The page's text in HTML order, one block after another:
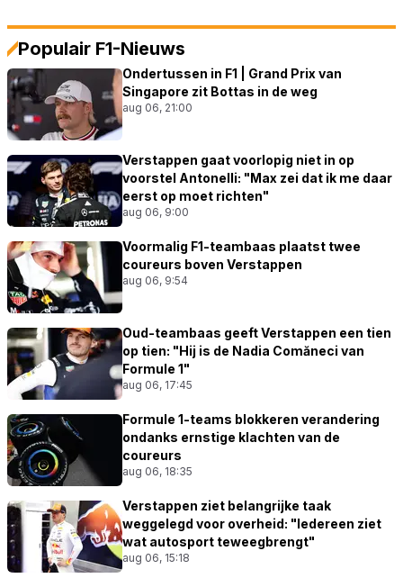
Populair F1-Nieuws
Ondertussen in F1 | Grand Prix van
Singapore zit Bottas in de weg
aug 06, 21:00
Verstappen gaat voorlopig niet in op
voorstel Antonelli: "Max zei dat ik me daar
eerst op moet richten"
aug 06, 9:00
Voormalig F1-teambaas plaatst twee
coureurs boven Verstappen
aug 06, 9:54
Oud-teambaas geeft Verstappen een tien
op tien: "Hij is de Nadia Comăneci van
Formule 1"
aug 06, 17:45
Formule 1-teams blokkeren verandering
ondanks ernstige klachten van de
coureurs
aug 06, 18:35
Verstappen ziet belangrijke taak
weggelegd voor overheid: "Iedereen ziet
wat autosport teweegbrengt"
aug 06, 15:18